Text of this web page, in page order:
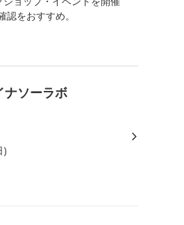
をおすすめ。
ナソーラボ
)